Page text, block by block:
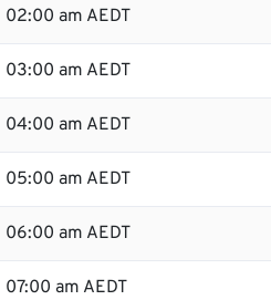
02:00 am AEDT
03:00 am AEDT
04:00 am AEDT
05:00 am AEDT
06:00 am AEDT
07:00 am AEDT